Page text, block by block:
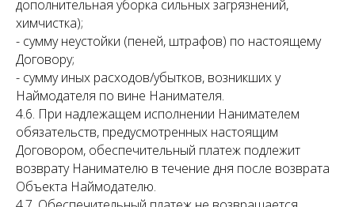
дополнительная уборка сильных загрязнений,
химчистка);
- сумму неустойки (пеней, штрафов) по настоящему
Договору;
- сумму иных расходов/убытков, возникших у
Наймодателя по вине Нанимателя.
4.6. При надлежащем исполнении Нанимателем
обязательств, предусмотренных настоящим
Договором, обеспечительный платеж подлежит
возврату Нанимателю в течение дня после возврата
Объекта Наймодателю.